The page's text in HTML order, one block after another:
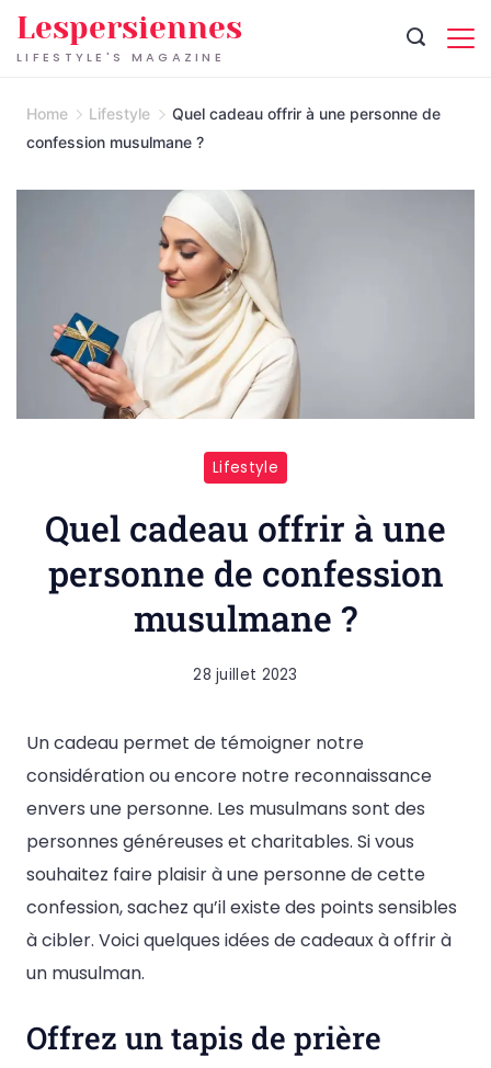
Skip
toLIFESTYLE'S MAGAZINE
Lespersiennes
Home Lifestyle
Quel cadeau offrir à une personne de
confession musulmane ?
Lifestyle
Quel cadeau offrir à une
personne de confession
musulmane ?
28 juillet 2023
Un cadeau permet de témoigner notre
considération ou encore notre reconnaissance
envers une personne. Les musulmans sont des
personnes généreuses et charitables. Si vous
souhaitez faire plaisir à une personne de cette
confession, sachez qu’il existe des points sensibles
à cibler. Voici quelques idées de cadeaux à offrir à
un musulman.
Offrez un tapis de prière